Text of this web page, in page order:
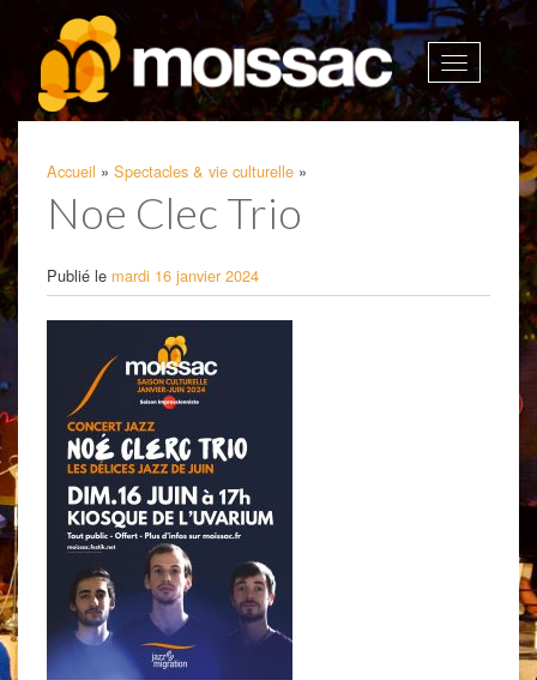
Afficher
la
Accueil » Spectacles & vie culturelle »
Noe Clec Trio
Publié le mardi 16 janvier 2024